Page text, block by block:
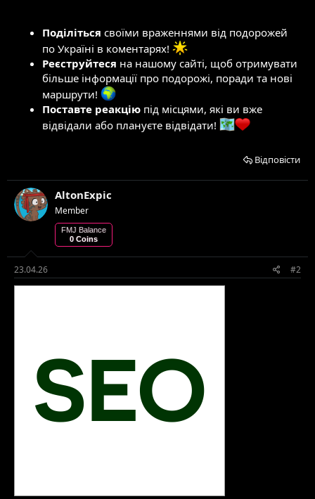
Поділіться своїми враженнями від подорожей
по Україні в коментарях!
Реєструйтеся на нашому сайті, щоб отримувати
більше інформації про подорожі, поради та нові
маршрути!
Поставте реакцію під місцями, які ви вже
відвідали або плануєте відвідати!
Відповісти
AltonExpic
Member
FMJ Balance
0 Coins
23.04.26 #2